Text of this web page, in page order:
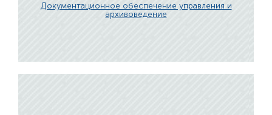
Документационное обеспечение управления и
архивоведение